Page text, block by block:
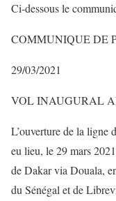
Ci-dessous le
COMMUNIQUE DE
29/03/2021
VOL INAUGURAL
L’ouverture de la
eu lieu, le 29 mars
de Dakar via Douala,
du Sénégal et de